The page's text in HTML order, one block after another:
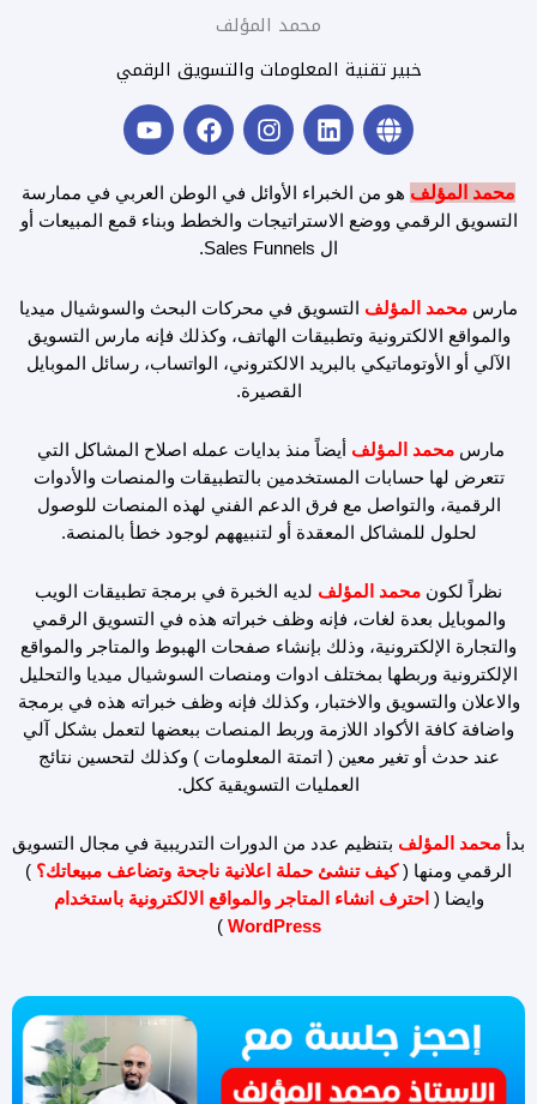
محمد المؤلف
خبير تقنية المعلومات والتسويق الرقمي
G
l
b
e
L
i
k
e
d
i
I
n
t
a
g
m
F
a
e
b
o
Y
o
t
u
محمد المؤلف هو من الخبراء الأوائل في الوطن العربي في ممارسة
التسويق الرقمي ووضع الاستراتيجات والخطط وبناء قمع المبيعات أو
ال Sales Funnels.
مارس محمد المؤلف التسويق في محركات البحث والسوشيال ميديا
والمواقع الالكترونية وتطبيقات الهاتف، وكذلك فإنه مارس التسويق
الآلي أو الأوتوماتيكي بالبريد الالكتروني، الواتساب، رسائل الموبايل
القصيرة.
مارس محمد المؤلف أيضاً منذ بدايات عمله اصلاح المشاكل التي
تتعرض لها حسابات المستخدمين بالتطبيقات والمنصات والأدوات
الرقمية، والتواصل مع فرق الدعم الفني لهذه المنصات للوصول
لحلول للمشاكل المعقدة أو لتنبيههم لوجود خطأ بالمنصة.
نظراً لكون محمد المؤلف لديه الخبرة في برمجة تطبيقات الويب
والموبايل بعدة لغات، فإنه وظف خبراته هذه في التسويق الرقمي
والتجارة الإلكترونية، وذلك بإنشاء صفحات الهبوط والمتاجر والمواقع
الإلكترونية وربطها بمختلف ادوات ومنصات السوشيال ميديا والتحليل
والاعلان والتسويق والاختبار، وكذلك فإنه وظف خبراته هذه في برمجة
واضافة كافة الأكواد اللازمة وربط المنصات ببعضها لتعمل بشكل آلي
عند حدث أو تغير معين ( اتمتة المعلومات ) وكذلك لتحسين نتائج
العمليات التسويقية ككل.
بدأ محمد المؤلف بتنظيم عدد من الدورات التدريبية في مجال التسويق
الرقمي ومنها (كيف تنشئ حملة اعلانية ناجحة وتضاعف مبيعاتك؟ )
وايضا ( احترف انشاء المتاجر والمواقع الالكترونية باستخدام
WordPress
)